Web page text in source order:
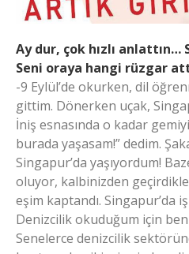
Ay dur, çok hızlı anlattın…
Seni oraya hangi rüzgar
-9 Eylül’de okurken, dil
gittim. Dönerken uçak,
İniş esnasında o kadar
burada yaşasam!” dedim.
Singapur’da yaşıyordum!
oluyor, kalbinizden
eşim kaptandı. Singapur’da
Denizcilik okuduğum için
Senelerce denizcilik